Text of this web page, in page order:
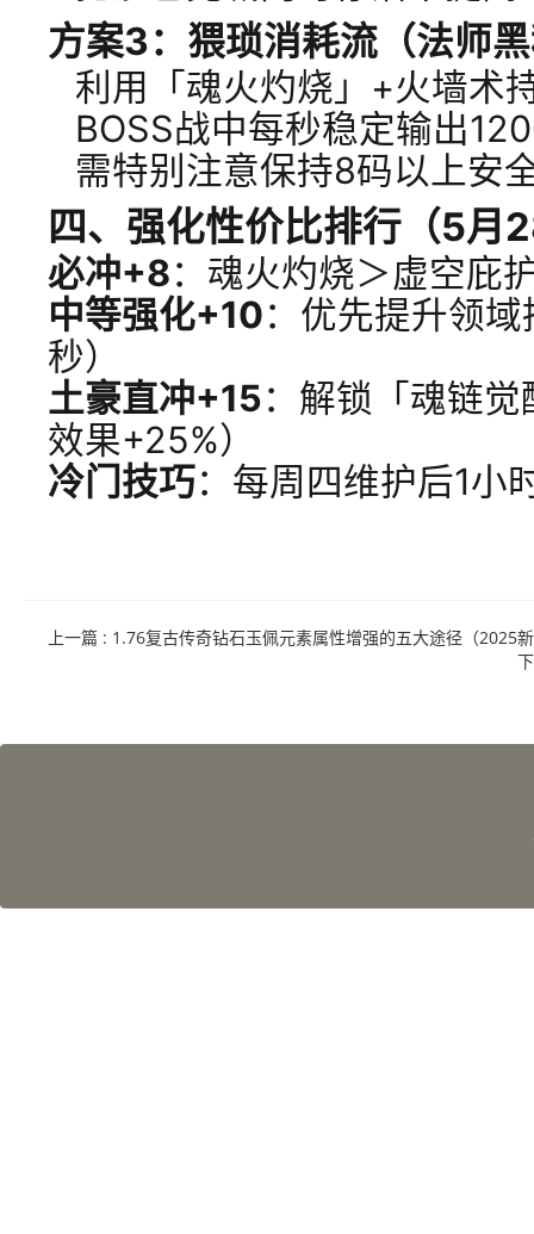
方案3：猥琐消耗流（法师
利用「魂火灼烧」+火墙术
BOSS战中每秒稳定输出
需特别注意保持8码以上安
四、强化性价比排行（5月
必冲+8：魂火灼烧＞虚空庇
中等强化+10：优先提升领
秒）
土豪直冲+15：解锁「魂链
效果+25%）
冷门技巧：每周四维护后1小
上一篇 : 1.76复古传奇钻石玉佩元素属性增强的五大途径（2025